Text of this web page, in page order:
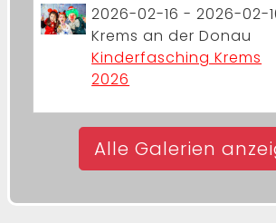
2026-02-16 - 2026-02-
Krems an der Donau
Kinderfasching Krems
2026
Alle Galerien